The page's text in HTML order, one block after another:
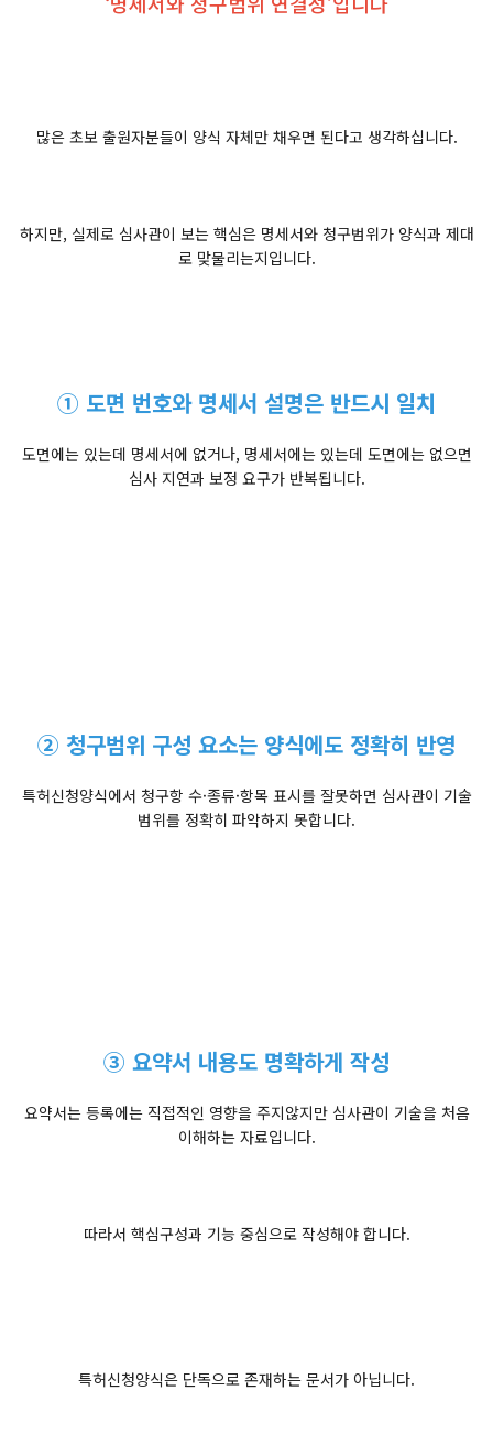
많은 초보 출원자분들이 양식 자체만 채우면 된다고 생각하십니다.
하지만, 실제로 심사관이 보는 핵심은 명세서와 청구범위가 양식과 제대
로 맞물리는지입니다.
① 도면 번호와 명세서 설명은 반드시 일치
도면에는 있는데 명세서에 없거나, 명세서에는 있는데 도면에는 없으면
심사 지연과 보정 요구가 반복됩니다.
② 청구범위 구성 요소는 양식에도 정확히 반영
특허신청양식에서 청구항 수·종류·항목 표시를 잘못하면 심사관이 기술
범위를 정확히 파악하지 못합니다.
③ 요약서 내용도 명확하게 작성
요약서는 등록에는 직접적인 영향을 주지않지만 심사관이 기술을 처음
이해하는 자료입니다.
따라서 핵심구성과 기능 중심으로 작성해야 합니다.
특허신청양식은 단독으로 존재하는 문서가 아닙니다.